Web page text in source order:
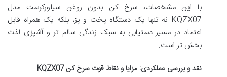
با این مشخصات، سرخ کن بدون روغن سیلورکرست مدل
KQZX07 نه تنها یک دستگاه پخت و پز، بلکه یک همراه قابل
اعتماد در مسیر دستیابی به سبک زندگی سالم تر و آشپزی لذت
بخش تر است.
نقد و بررسی عملکردی: مزایا و نقاط قوت سرخ کن KQZX07